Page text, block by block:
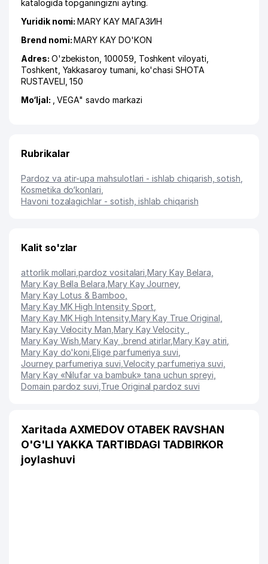
katalogida topganingizni ayting.
Yuridik nomi:MARY KAY МАГАЗИН
Brend nomi:MARY KAY DO'KON
Adres: O'zbekiston, 100059, Toshkent viloyati
Toshkent Yakkasaroy tumani ko'chasi SHOTA
RUSTAVELI , 150
Mo‘ljal:
, VEGA" savdo markazi
Rubrikalar
Pardoz va atir-upa mahsulotlari - ishlab chiqarish, sotish
Kosmetika do‘konlari
Havoni tozalagichlar - sotish, ishlab chiqarish
Kalit so'zlar
attorlik mollari ,pardoz vositalari ,Mary Kay Belara
Mary Kay Bella Belara Mary Kay Journey,
Mary Kay Lotus & Bamboo
Mary Kay MK High Intensity Sport
Mary Kay MK High Intensity,Mary Kay True Original
Mary Kay Velocity Man Mary Kay Velocity
Mary Kay Wish ,Mary Kay brend atirlar,Mary Kay atiri
Mary Kay do'koni ,Elige parfumeriya suvi
Journey parfumeriya suvi Velocity parfumeriya suvi
Mary Kay «Nilufar va bambuk» tana uchun spreyi
Domain pardoz suvi True Original pardoz suvi
Xaritada AXMEDOV OTABEK RAVSHAN
O'G'LI YAKKA TARTIBDAGI TADBIRKOR
joylashuvi